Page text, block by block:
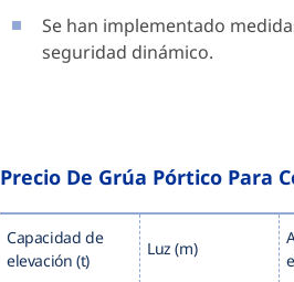
Se han implementado
seguridad dinámico.
Precio De Grúa Pórtico Para
Capacidad de
elevación (t)
Luz (m)